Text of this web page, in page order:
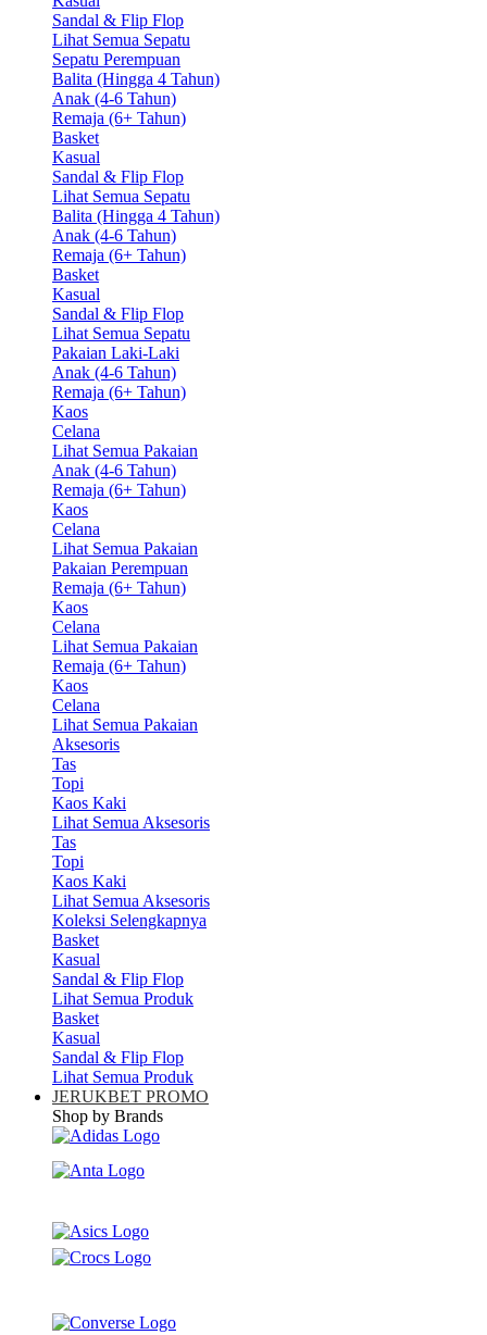
Sandal & Flip Flop
Lihat Semua Sepatu
Sepatu Perempuan
Balita (Hingga 4 Tahun)
Anak (4-6 Tahun)
Remaja (6+ Tahun)
Basket
Kasual
Sandal & Flip Flop
Lihat Semua Sepatu
Balita (Hingga 4 Tahun)
Anak (4-6 Tahun)
Remaja (6+ Tahun)
Basket
Kasual
Sandal & Flip Flop
Lihat Semua Sepatu
Pakaian Laki-Laki
Anak (4-6 Tahun)
Remaja (6+ Tahun)
Kaos
Celana
Lihat Semua Pakaian
Anak (4-6 Tahun)
Remaja (6+ Tahun)
Kaos
Celana
Lihat Semua Pakaian
Pakaian Perempuan
Remaja (6+ Tahun)
Kaos
Celana
Lihat Semua Pakaian
Remaja (6+ Tahun)
Kaos
Celana
Lihat Semua Pakaian
Aksesoris
Tas
Topi
Kaos Kaki
Lihat Semua Aksesoris
Tas
Topi
Kaos Kaki
Lihat Semua Aksesoris
Koleksi Selengkapnya
Basket
Kasual
Sandal & Flip Flop
Lihat Semua Produk
Basket
Kasual
Sandal & Flip Flop
Lihat Semua Produk
JERUKBET PROMO
Shop by Brands